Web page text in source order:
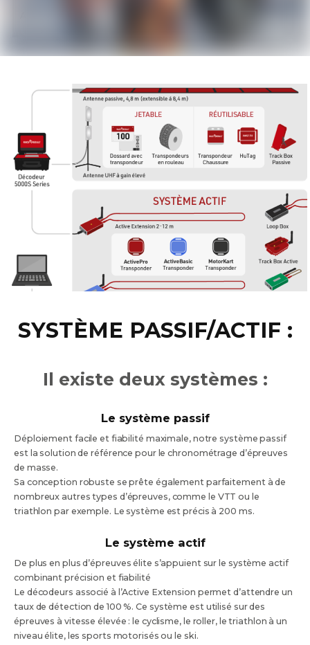
SYSTÈME PASSIF/ACTIF :
Il existe deux systèmes :
Le système passif
Déploiement facile et fiabilité maximale, notre système passif
est la solution de référence pour le chronométrage d’épreuves
de masse.
Sa conception robuste se prête également parfaitement à de
nombreux autres types d’épreuves, comme le VTT ou le
triathlon par exemple. Le système est précis à 200 ms.
Le système actif
De plus en plus d’épreuves élite s’appuient sur le système actif
combinant précision et fiabilité
Le décodeurs associé à l’Active Extension permet d’attendre un
taux de détection de 100 %. Ce système est utilisé sur des
épreuves à vitesse élevée : le cyclisme, le roller, le triathlon à un
niveau élite, les sports motorisés ou le ski.